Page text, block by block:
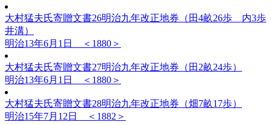
大村猛夫氏寄贈文書26明治九年改正地券（田4畝26歩 内3歩
井溝）
明治13年6月1日 ＜1880＞
大村猛夫氏寄贈文書27明治九年改正地券（田2畝24歩）
明治13年6月1日 ＜1880＞
大村猛夫氏寄贈文書28明治九年改正地券（畑7畝17歩）
明治15年7月12日 ＜1882＞